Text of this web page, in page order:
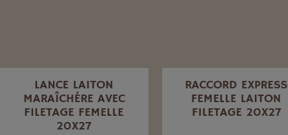
LANCE LAITON
MARAÎCHÉRE AVEC
FILETAGE FEMELLE
20X27
RACCORD EXPRESS
FEMELLE LAITON
FILETAGE 20X27